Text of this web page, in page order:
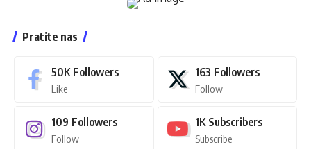
Pratite nas
50K Followers
Like
163 Followers
Follow
109 Followers
Follow
1K Subscribers
Subscribe